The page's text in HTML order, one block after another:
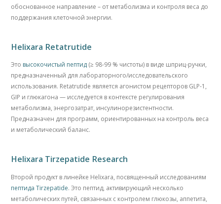
обоснованное направление – от метаболизма и контроля веса до
поддержания клеточной энергии.
Helixara Retatrutide
Это высокочистый пептид (≥ 98-99 % чистоты) в виде шприц-ручки,
предназначенный для лабораторного/исследовательского
использования. Retatrutide является агонистом рецепторов GLP-1,
GIP и глюкагона — исследуется в контексте регулирования
метаболизма, энергозатрат, инсулинорезистентности.
Предназначен для программ, ориентированных на контроль веса
и метаболический баланс.
Helixara Tirzepatide Research
Второй продукт в линейке Helixara, посвященный исследованиям
пептида Tirzepatide. Это пептид, активирующий несколько
метаболических путей, связанных с контролем глюкозы, аппетита,